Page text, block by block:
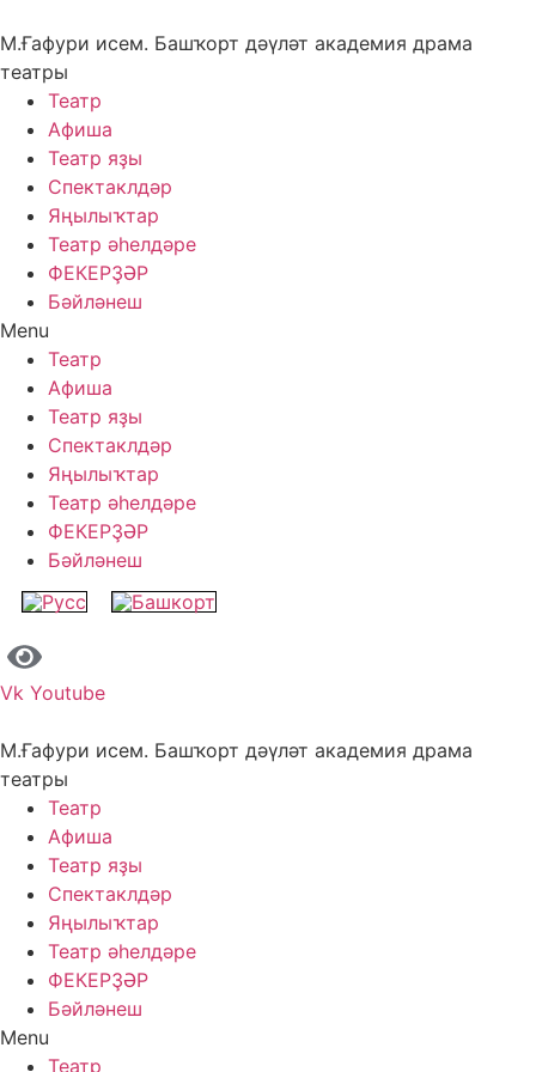
to
content
М.Ғафури исем. Башҡорт дәүләт академия драма
театры
Театр
Афиша
Театр яҙы
Спектаклдәр
Яңылыҡтар
Театр әһелдәре
ФЕКЕРҘӘР
Бәйләнеш
Menu
Театр
Афиша
Театр яҙы
Спектаклдәр
Яңылыҡтар
Театр әһелдәре
ФЕКЕРҘӘР
Бәйләнеш
Vk Youtube
М.Ғафури исем. Башҡорт дәүләт академия драма
театры
Театр
Афиша
Театр яҙы
Спектаклдәр
Яңылыҡтар
Театр әһелдәре
ФЕКЕРҘӘР
Бәйләнеш
Menu
Театр